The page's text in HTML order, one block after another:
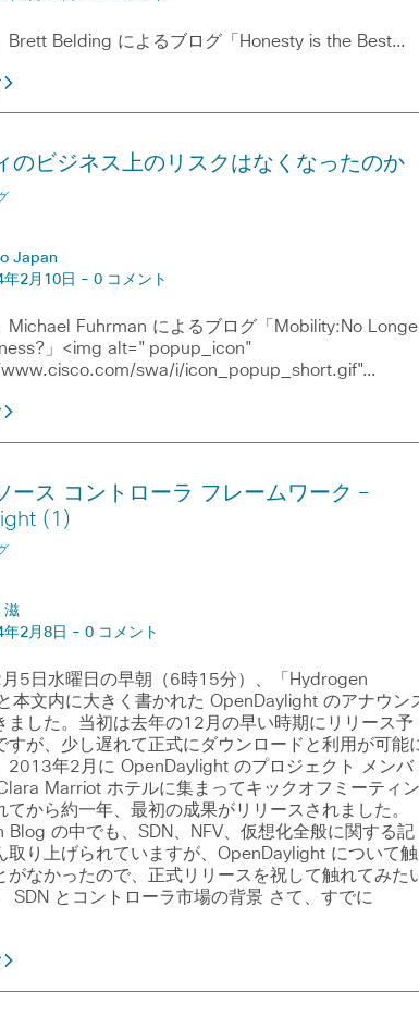
Brett Belding によるブログ「Honesty is the Best…
のビジネス上のリスクはなくなったのか
Japan
年2月10日 - 0 コメント
Michael Fuhrman によるブログ「Mobility:No
」<img alt="popup_icon"
swa/i/icon_popup_short.gif"…
ース コントローラ フレームワーク ―
(1)
滋
年2月8日 - 0 コメント
月5日水曜日の早朝（6時15分）、「Hydrogen
本文内に大きく書かれた OpenDaylight のアナウン
ました。当初は去年の12月の早い時期にリリース予
すが、少し遅れて正式にダウンロードと利用が可能
2013年2月に OpenDaylight のプロジェクト メンバ
Marriot ホテルに集まってキックオフミーティン
てから約一年、最初の成果がリリースされました。
Blog の中でも、SDN、NFV、仮想化全般に関する記
取り上げられていますが、OpenDaylight について触
がなかったので、正式リリースを祝して触れてみた
SDN とコントローラ市場の背景 さて、すでに